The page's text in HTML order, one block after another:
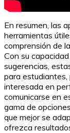
En resumen, las
herramientas
comprensión de
Con su
sugerencias,
para estudiantes,
interesada en
comunicarse en
gama de
que mejor se
ofrezca